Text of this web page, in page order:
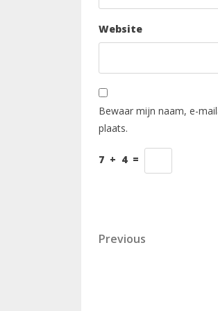
Website
Bewaar mijn naam, e-
plaats.
7 + 4 =
Previous
Previous